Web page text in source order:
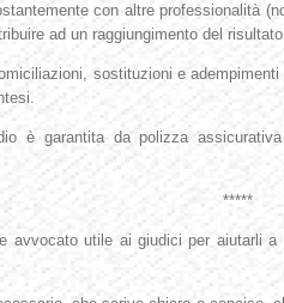
con altre professionalità
ad un raggiungimento del
sostituzioni e
è garantita da polizza
avvocato utile ai giudici per aiutarli